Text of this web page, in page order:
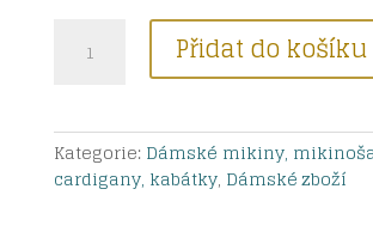
mikina
/mikinošaty
KOČKY
♥
množství
Přidat do košíku
Kategorie: Dámské mikiny,
cardigany, kabátky, Dámské zboží